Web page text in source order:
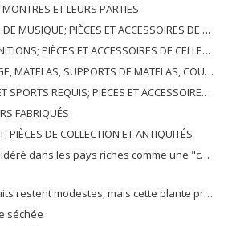
ET LEURS PARTIES
PIÈCES ET ACCESSOIRES DE TELS ARTICLES
PIÈCES ET ACCESSOIRES DE CELLES-CI
AMEUBLEMENT SIMILAIRE FARCI; LAMPES ET RACCORDS D'ÉCLAIRAGE, N.E.C .; SIGNES LUMINEUSES, PLAQUES DE NOMS LUMINEUSES ET SIMILAIRES; BÂTIMENTS PRÉFABRIQUÉS
REQUIS; PIÈCES ET ACCESSOIRES DE CELLES-CI
FABRIQUÉS
PIÈCES DE COLLECTION ET ANTIQUITÉS
riches comme une "céréale mineure", le fonio blanc est une graminée de la famille des poaceae cultivée pour ses graines dans certaines régions d'Afrique.
Elle est utilisé dans l'alimentation humaine et entre dans la préparation de nombreuses recettes traditionnelles africaines comme le couscous, la bouillie, les boulettes, les beignets et même le pain.
séchée